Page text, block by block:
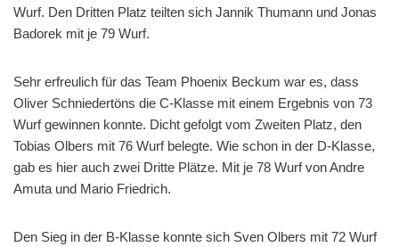
Wurf. Den Dritten Platz teilten sich Jannik Thumann und Jonas
Badorek mit je 79 Wurf.
Sehr erfreulich für das Team Phoenix Beckum war es, dass
Oliver Schniedertöns die C-Klasse mit einem Ergebnis von 73
Wurf gewinnen konnte. Dicht gefolgt vom Zweiten Platz, den
Tobias Olbers mit 76 Wurf belegte. Wie schon in der D-Klasse,
gab es hier auch zwei Dritte Plätze. Mit je 78 Wurf von Andre
Amuta und Mario Friedrich.
Den Sieg in der B-Klasse konnte sich Sven Olbers mit 72 Wurf